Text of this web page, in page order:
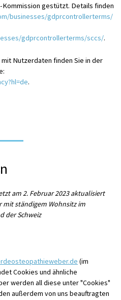
gestützt. Details finden
businesses/gdprcontrollerterms/
gdprcontrollerterms/sccs/.
Nutzerdaten finden Sie in der
.
am 2. Februar 2023 aktualisiert
ständigem Wohnsitz im
der Schweiz
(im
Cookies und ähnliche
werden all diese unter "Cookies"
außerdem von uns beauftragten